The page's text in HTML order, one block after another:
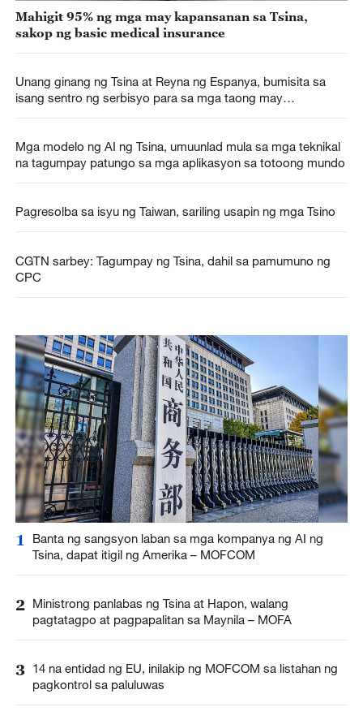
Mahigit 95% ng mga may kapansanan sa Tsina,
sakop ng basic medical insurance
Unang ginang ng Tsina at Reyna ng Espanya, bumisita sa
isang sentro ng serbisyo para sa mga taong may
Mga modelo ng AI ng Tsina, umuunlad mula sa mga teknikal
na tagumpay patungo sa mga aplikasyon sa totoong mundo
Pagresolba sa isyu ng Taiwan, sariling usapin ng mga Tsino
CGTN sarbey: Tagumpay ng Tsina, dahil sa pamumuno ng
CPC
1
Banta ng sangsyon laban sa mga kompanya ng AI ng
Tsina, dapat itigil ng Amerika – MOFCOM
2 Ministrong panlabas ng Tsina at Hapon, walang
pagtatagpo at pagpapalitan sa Maynila – MOFA
3 14 na entidad ng EU, inilakip ng MOFCOM sa listahan ng
pagkontrol sa paluluwas